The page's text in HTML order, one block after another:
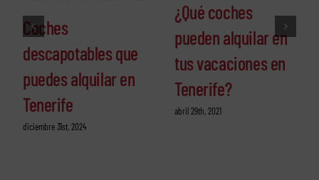
Coches
descapotables que
puedes alquilar en
Tenerife
diciembre 31st, 2024
¿Qué coches
pueden alquilar en
tus vacaciones en
Tenerife?
abril 29th, 2021